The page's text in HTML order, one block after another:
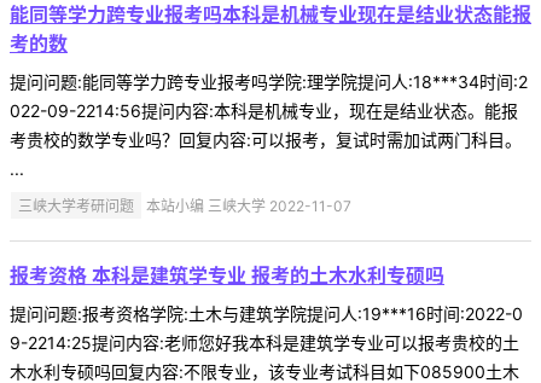
能同等学力跨专业报考吗本科是机械专业现在是结业状态能报
考的数
提问问题:能同等学力跨专业报考吗学院:理学院提问人:18***34时间:2
022-09-2214:56提问内容:本科是机械专业，现在是结业状态。能报
考贵校的数学专业吗？回复内容:可以报考，复试时需加试两门科目。
...
三峡大学考研问题 本站小编 三峡大学 2022-11-07
报考资格 本科是建筑学专业 报考的土木水利专硕吗
提问问题:报考资格学院:土木与建筑学院提问人:19***16时间:2022-0
9-2214:25提问内容:老师您好我本科是建筑学专业可以报考贵校的土
木水利专硕吗回复内容:不限专业，该专业考试科目如下085900土木